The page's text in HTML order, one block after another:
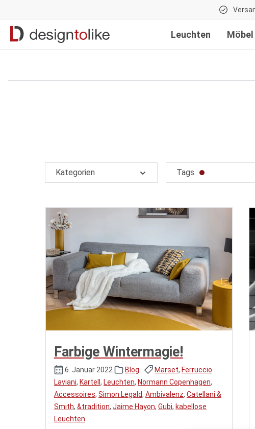
Leuchten Möbel
Kategorien Tags
Farbige Wintermagie!
6. Januar 2022 Blog Marset, Ferruccio
Laviani, Kartell , Leuchten, Normann Copenhagen,
Accessoires, Simon Legald, Ambivalenz, Catellani &
Smith, &tradition, Jaime Hayon, Gubi, kabellose
Leuchten